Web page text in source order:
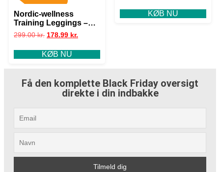
Nordic-wellness
Training Leggings –
Mustard Yellow – XL
299.00kr. 178.99 kr.
KØB NU
KØB NU
Få den komplette Black Friday oversigt
direkte i din indbakke